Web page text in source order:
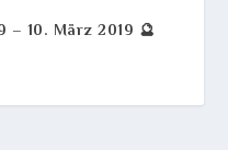
– 10. März 2019 🔮